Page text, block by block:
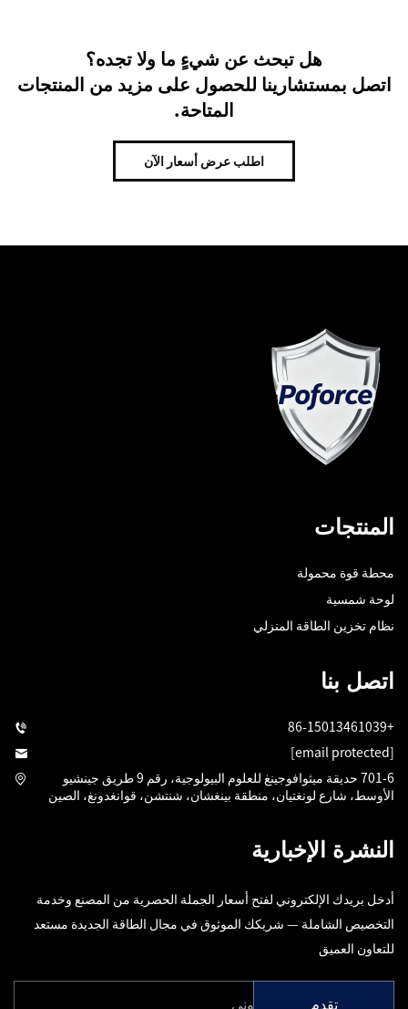
هل تبحث عن شيءٍ ما ولا تجده؟
اتصل بمستشارينا للحصول على مزيد من المنتجات
المتاحة.
اطلب عرض أسعار الآن
المنتجات
محطة قوة محمولة
لوحة شمسية
نظام تخزين الطاقة المنزلي
اتصل بنا
+86-15013461039
[email protected]
701-6 حديقة ميثوافوجينغ للعلوم البيولوجية، رقم 9 طريق جينشيو
الأوسط، شارع لونغتيان، منطقة بينغشان، شنتشن، قوانغدونغ، الصين
النشرة الإخبارية
أدخل بريدك الإلكتروني لفتح أسعار الجملة الحصرية من المصنع وخدمة
التخصيص الشاملة — شريكك الموثوق في مجال الطاقة الجديدة مستعد
للتعاون العميق
تقدم